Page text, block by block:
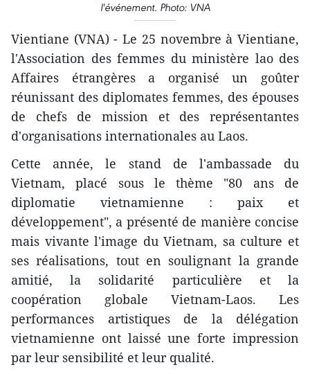
l'événement. Photo: VNA
Vientiane (VNA) - Le 25 novembre à Vientiane,
l'Association des femmes du ministère lao des
Affaires étrangères a organisé un goûter
réunissant des diplomates femmes, des épouses
de chefs de mission et des représentantes
d'organisations internationales au Laos.
Cette année, le stand de l'ambassade du
Vietnam, placé sous le thème "80 ans de
diplomatie vietnamienne : paix et
développement", a présenté de manière concise
mais vivante l'image du Vietnam, sa culture et
ses réalisations, tout en soulignant la grande
amitié, la solidarité particulière et la
coopération globale Vietnam-Laos. Les
performances artistiques de la délégation
vietnamienne ont laissé une forte impression
par leur sensibilité et leur qualité.